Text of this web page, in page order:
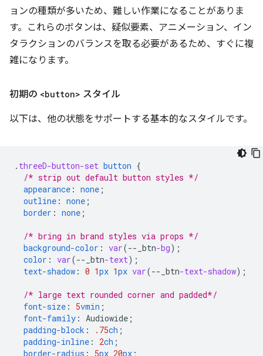
ョンの種類が多いため、難しい作業になることがありま
す。これらのボタンは、疑似要素、アニメーション、イン
タラクションのバランスを取る必要があるため、すぐに複
雑になります。
初期の <button> スタイル
以下は、他の状態をサポートする基本的なスタイルです。
. threeD-button-set button {
/* strip out default button styles */
appearance : none ;
outline : none ;
border : none ;
/* bring in brand styles via props */
background-color : var(-- _btn-bg);
color : var(-- _btn-text);
text-shadow : 0 1px 1px var(-- _btn-text-shadow);
/* large text rounded corner and padded*/
font-size : 5vmin ;
font-family : Audiowide ;
padding-block : .75ch ;
padding-inline : 2ch ;
border-radius : 5px 20px ;